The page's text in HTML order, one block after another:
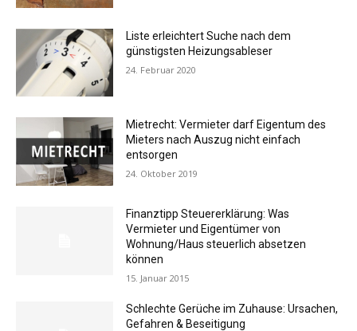
Liste erleichtert Suche nach dem
günstigsten Heizungsableser
24. Februar 2020
Mietrecht: Vermieter darf Eigentum des
Mieters nach Auszug nicht einfach
entsorgen
24. Oktober 2019
Finanztipp Steuererklärung: Was
Vermieter und Eigentümer von
Wohnung/Haus steuerlich absetzen
können
15. Januar 2015
Schlechte Gerüche im Zuhause: Ursachen,
Gefahren & Beseitigung